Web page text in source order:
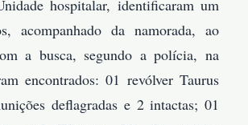
hospitalar, identificaram um
acompanhado da namorada, ao
a busca, segundo a polícia, na
encontrados: 01 revólver Taurus
deflagradas e 2 intactas; 01